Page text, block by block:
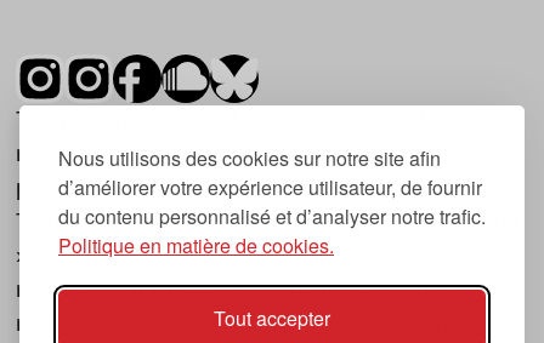
Nous utilisons des cookies sur notre site afin
d’améliorer votre expérience utilisateur, de fournir
du contenu personnalisé et d’analyser notre trafic.
Politique en matière de cookies.
Tout accepter
Tsugi est un mensuel indépendant sur la
musique et les nouvelles tendances, dont la
première parution date de 2007.
Tsugi en japonais signifie « prochain », « suivant
», ce qui correspond à la thématique du
magazine, à l’affût des nouvelles tendances
musicales, qu’elles viennent de la musique